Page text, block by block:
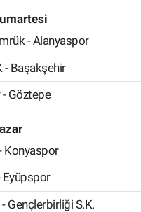
- Alanyaspor
- Başakşehir
Göztepe
Konyaspor
Eyüpspor
Gençlerbirliği S.K.